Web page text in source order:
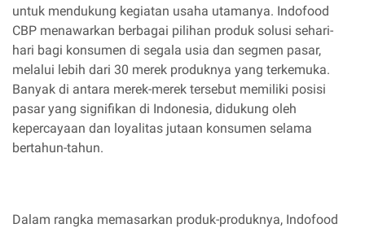
untuk mendukung kegiatan usaha utamanya. Indofood
CBP menawarkan berbagai pilihan produk solusi sehari-
hari bagi konsumen di segala usia dan segmen pasar,
melalui lebih dari 30 merek produknya yang terkemuka.
Banyak di antara merek-merek tersebut memiliki posisi
pasar yang signifikan di Indonesia, didukung oleh
kepercayaan dan loyalitas jutaan konsumen selama
bertahun-tahun.
Dalam rangka memasarkan produk-produknya, Indofood